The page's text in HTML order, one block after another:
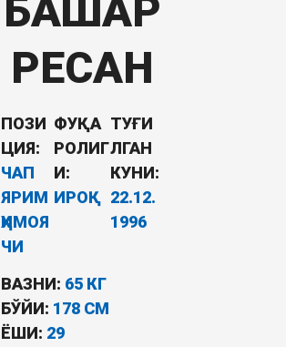
БАШАР
РЕСАН
ПОЗИ
ЦИЯ:
ЧАП
ЯРИМ
ҲИМОЯ
ЧИ
ФУҚА
РОЛИГ
И:
ИРОҚ
ТУҒИ
ЛГАН
КУНИ:
22.12.
1996
ВАЗНИ: 65 КГ
БЎЙИ: 178 СМ
ËШИ: 29